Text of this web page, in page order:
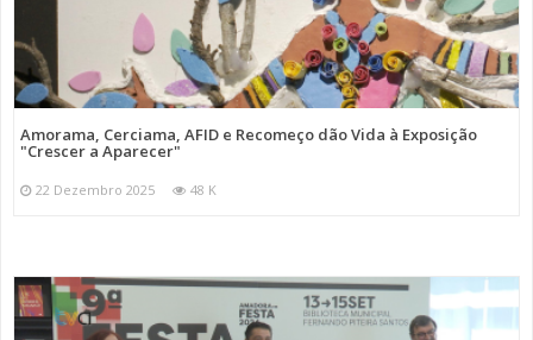
Amorama, Cerciama, AFID e Recomeço dão Vida à Exposição
"Crescer a Aparecer"
22 Dezembro 2025 48 K